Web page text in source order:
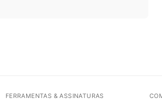
FERRAMENTAS & ASSINATURAS